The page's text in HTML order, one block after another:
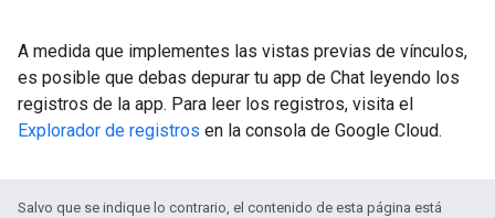
A medida que implementes las vistas previas de vínculos,
es posible que debas depurar tu app de Chat leyendo los
registros de la app. Para leer los registros, visita el
Explorador de registros en la consola de Google Cloud.
Salvo que se indique lo contrario, el contenido de esta página está